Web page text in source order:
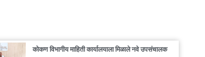
कोकण विभागीय माहिती कार्यालयाला मिळाले नवे उपसंचालक